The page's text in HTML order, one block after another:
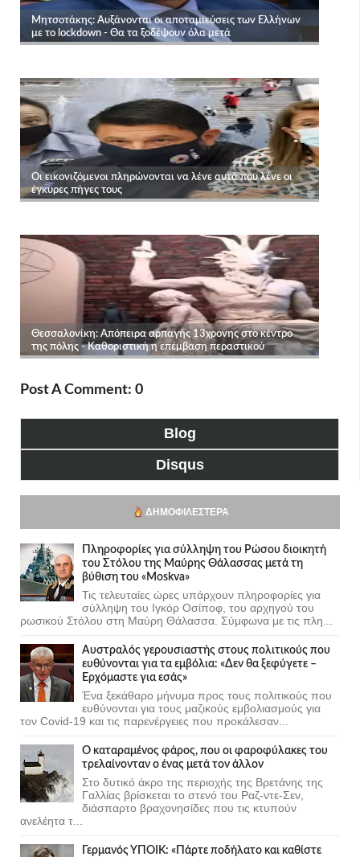
Post A Comment: 0
Blog
Disqus
ΔΗΜΟΦΙΛΈΣΤΕΡΑ
Πληροφορίες για σύλληψη του Ρώσου διοικητή
του Στόλου της Mαύρης Θάλασσας μετά τη
βύθιση του «Moskva»
Τις τελευταίες ώρες υπάρχουν πληροφορίες για
σύλληψη του Ιγκόρ Οσίποφ, του αρχηγού του
ρωσικού Στόλου στη Μαύρη Θάλασσα. Σύμφωνα με τις πλη...
Αυστραλός γερουσιαστής στους πολιτικούς που
ευθύνονται για τα εμβόλια: «Δεν θα ξεφύγετε –
Ερχόμαστε για εσάς»
Ένα ξεκάθαρο μήνυμα προς τους πολιτικούς που
ευθύνονται για τους μαζικούς εμβολιασμούς για
τον Covid-19 και τις παρενέργειες που προκάλεσαν...
Ο καταραμένος φάρος, που οι φαροφύλακες του
τρελαίνονταν ο ένας μετά τον άλλον
Στο δυτικό άκρο της περιοχής της Βρετάνης της
Γαλλίας βρίσκεται το στενό του Ραζ-ντε-Σεν,
διάσπαρτο βραχονησίδες που τις κτυπούν
ανελέητα τ...
Γερμανός ΥΠΟΙΚ: «Πάρτε ποδήλατο και καθίστε